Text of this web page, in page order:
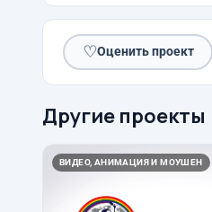
♡Оценить проект
Другие проекты
ВИДЕО, АНИМАЦИЯ И МОУШЕН